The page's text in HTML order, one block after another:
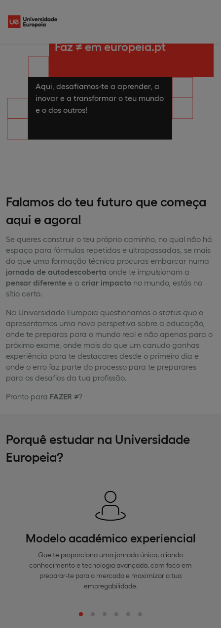
Faz ≠ em europeia.pt
Aqui, desafiamos-te a aprender, a
inovar e a transformar o teu mundo
e o dos outros!
Falamos do teu futuro que começa
aqui e agora!
Se queres construir o teu próprio caminho, no qual não há
espaço para fórmulas repetidas e ultrapassadas, se mais
do que uma formação técnica procuras embarcar numa
jornada de autodescoberta onde te impulsionam a
pensar diferente e a criar impacto no mundo, estás no
sítio certo.
Na Universidade Europeia questionamos o status quo e
apresentamos uma nova perspetiva sobre a educação,
onde te preparas para o mundo real e não apenas para o
próximo exame, onde mais do que um canudo ganhas
experiência para te destacares desde o primeiro dia e
onde o erro faz parte do processo para te preparares
para os desafios da tua profissão.
Pronto para FAZER ≠?
Porquê estudar na Universidade
Europeia?
Modelo académico experiencial
Que te proporciona uma jornada única, aliando
conhecimento e tecnologia avançada, com foco em
preparar-te para o mercado e maximizar a tua
empregabilidade.